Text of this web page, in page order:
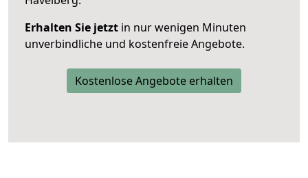
Erhalten Sie jetzt in nur wenigen Minuten
unverbindliche und kostenfreie Angebote.
Kostenlose Angebote erhalten